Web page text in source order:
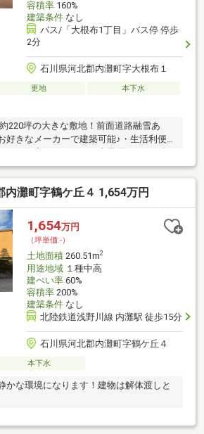
容積率160%
建築条件なし
バス/「大根布1丁目」バス停 停歩
2分
石川県河北郡内灘町字大根布１
更地
本下水
220坪の大きな敷地！前面道路融雪あ
好きなメーカーで建築可能♪・生活利便の
クセス■・スーパー、コンビニ、ドラッ
中学校、保育園すぐ近く。子育て世帯に
野川線 内灘駅へはお車で約6分！・バ
でも交通アクセス◎■サポート■・商談か
なスタッフが丁寧にサポートさせて頂き
下さい！
内灘町字鶴ケ丘４ 1,654万円
1,654万円
（坪単価:-）
土地面積260.51m2
用途地域１種中高
建ぺい率60%
容積率200%
建築条件なし
北陸鉄道浅野川線 内灘駅 徒歩15分
石川県河北郡内灘町字鶴ケ丘４
本下水
かな環境になります！建物は解体渡しと